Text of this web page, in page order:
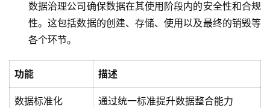
服
务
与
数据治理公司确保数据在其使用阶段内的安全性和合规
性。这包括数据的创建、存储、使用以及最终的销毁等
各个环节。
功能 描述
数据标准化 通过统一标准提升数据整合能力